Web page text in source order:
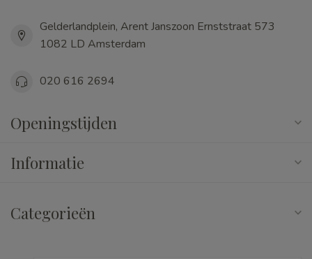
Gelderlandplein, Arent Janszoon Ernststraat 573
1082 LD Amsterdam
020 616 2694
Openingstijden
Informatie
Categorieën